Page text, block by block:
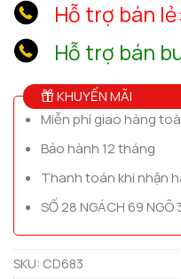
Hỗ trợ bán lẻ:
Hỗ trợ bán
KHUYẾN MÃI
Miễn phí giao hàng
Bảo hành 12 tháng
Thanh toán khi nhận
SỐ 28 NGÁCH 69 NGÕ
SKU: CD683